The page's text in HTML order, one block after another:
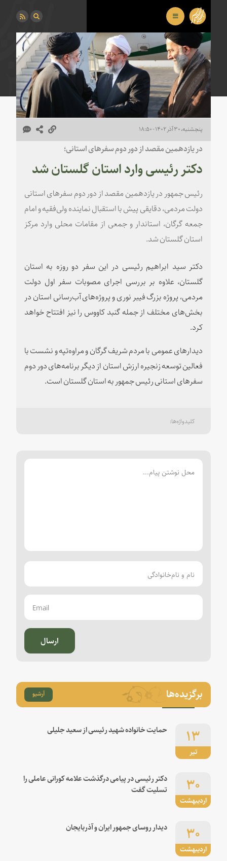
پنجشنبه، ۳۰ آذر ۱۴۰۲ - ۱۸:۵۰
در یازدهمین مقصد از دور دوم سفرهای استانی؛
دکتر رئیسی وارد استان گلستان شد
رئیس جمهور در یازدهمین مقصد از دور دوم سفرهای استانی
دولت مردمی، دقایقی پیش با استقبال نماینده ولی‌فقیه و امام
جمعه گرگان، استاندار و جمعی از مقامات محلی وارد مرکز
استان گلستان شد.
دکتر سید ابراهیم رئیسی در این سفر دو روزه به استان
گلستان، علاوه بر بررسی اجرای مصوبات سفر اول دولت
مردمی، پروژه بزرگ فیبر نوری و پروژه‌های آب‌رسانی استان در
بخش‌های مختلف از جمله گنبد کاووس را نیز افتتاح خواهد
کرد.
دیدارهای عمومی با مردم شریف گرگان و مراوه‌تپه و نشست با
فعالین توسعه زنجیره ارزش استان از دیگر برنامه‌های دور دوم
سفرهای استانی رئیس جمهور به استان گلستان است.
ارسال
برگزیده‌ها آرشیو
تیر
۱۳ حمایت خانواده شهید رئیسی از سعید جلیلی
اردیبهشت
۳۰
دکتر رئیسی در پیامی درگذشت علامه کورانی عاملی را
تسلیت گفت
اردیبهشت
۳۰ دیدار روسای جمهور ایران و آذربایجان